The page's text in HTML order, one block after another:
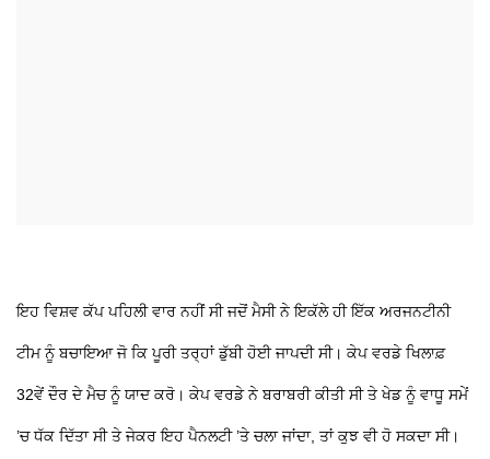
ਇਹ ਵਿਸ਼ਵ ਕੱਪ ਪਹਿਲੀ ਵਾਰ ਨਹੀਂ ਸੀ ਜਦੋਂ ਮੈਸੀ ਨੇ ਇਕੱਲੇ ਹੀ ਇੱਕ ਅਰਜਨਟੀਨੀ
ਟੀਮ ਨੂੰ ਬਚਾਇਆ ਜੋ ਕਿ ਪੂਰੀ ਤਰ੍ਹਾਂ ਡੁੱਬੀ ਹੋਈ ਜਾਪਦੀ ਸੀ। ਕੇਪ ਵਰਡੇ ਖਿਲਾਫ਼
32ਵੇਂ ਦੌਰ ਦੇ ਮੈਚ ਨੂੰ ਯਾਦ ਕਰੋ। ਕੇਪ ਵਰਡੇ ਨੇ ਬਰਾਬਰੀ ਕੀਤੀ ਸੀ ਤੇ ਖੇਡ ਨੂੰ ਵਾਧੂ ਸਮੇਂ
’ਚ ਧੱਕ ਦਿੱਤਾ ਸੀ ਤੇ ਜੇਕਰ ਇਹ ਪੈਨਲਟੀ ’ਤੇ ਚਲਾ ਜਾਂਦਾ, ਤਾਂ ਕੁਝ ਵੀ ਹੋ ਸਕਦਾ ਸੀ।